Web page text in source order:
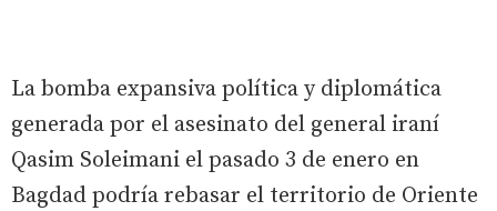
La bomba expansiva política y diplomática
generada por el asesinato del general iraní
Qasim Soleimani el pasado 3 de enero en
Bagdad podría rebasar el territorio de Oriente